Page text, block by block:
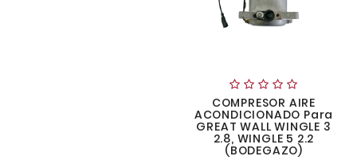
COMPRESOR AIRE
ACONDICIONADO Para
GREAT WALL WINGLE 3
2.8, WINGLE 5 2.2
(BODEGAZO)